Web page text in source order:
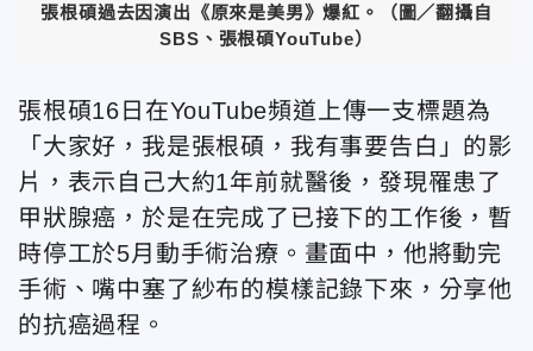
張根碩過去因演出《原來是美男》爆紅。（圖／翻攝自
SBS、張根碩YouTube）
張根碩16日在YouTube頻道上傳一支標題為
「大家好，我是張根碩，我有事要告白」的影
片，表示自己大約1年前就醫後，發現罹患了
甲狀腺癌，於是在完成了已接下的工作後，暫
時停工於5月動手術治療。畫面中，他將動完
手術、嘴中塞了紗布的模樣記錄下來，分享他
的抗癌過程。